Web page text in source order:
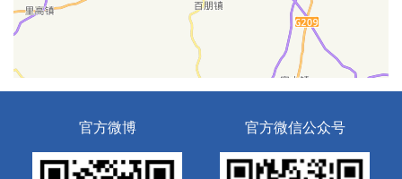
官方微博 官方微信公众号